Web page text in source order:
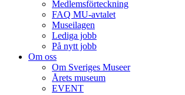
Medlemsförteckning
FAQ MU-avtalet
Museilagen
Lediga jobb
På nytt jobb
Om oss
Om Sveriges Museer
Årets museum
EVENT